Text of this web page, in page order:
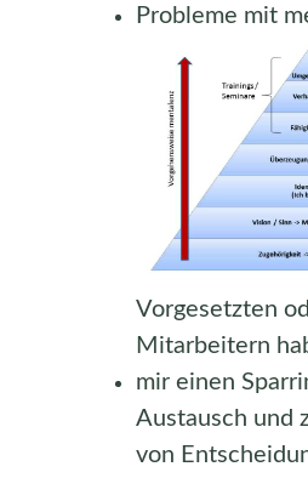
Probleme mit
Vorgesetzten
Mitarbeitern
mir einen
Austausch und
von